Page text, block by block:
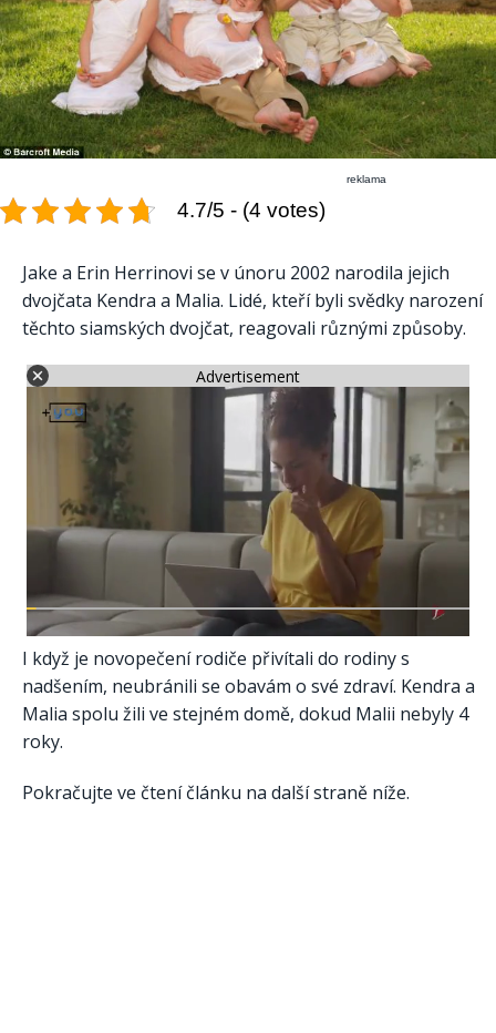
reklama
4.7/5 - (4 votes)
Jake a Erin Herrinovi se v únoru 2002 narodila jejich
dvojčata Kendra a Malia. Lidé, kteří byli svědky narození
těchto siamských dvojčat, reagovali různými způsoby.
Advertisement
I když je novopečení rodiče přivítali do rodiny s
nadšením, neubránili se obavám o své zdraví. Kendra a
Malia spolu žili ve stejném domě, dokud Malii nebyly 4
roky.
Pokračujte ve čtení článku na další straně níže.